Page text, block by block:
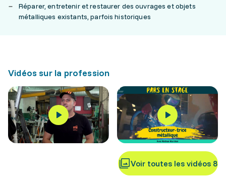
Réparer, entretenir et restaurer des ouvrages et objets
métalliques existants, parfois historiques
Vidéos sur la profession
Voir toutes les vidéos 8